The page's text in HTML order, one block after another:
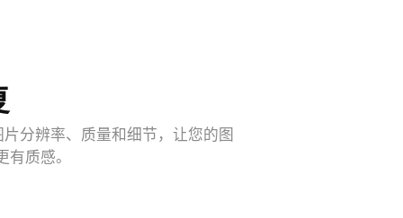
像数码相机一样创建令人惊叹的照